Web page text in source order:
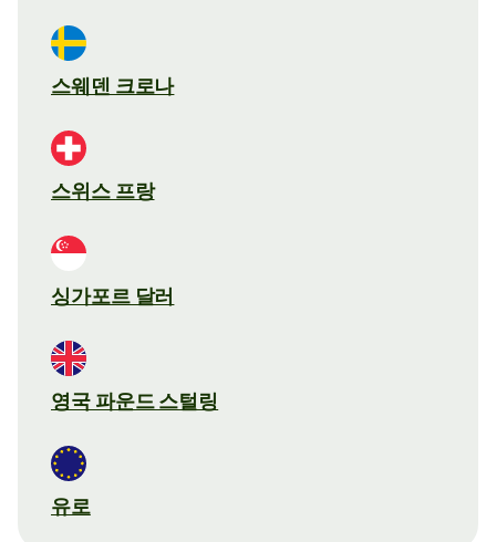
스웨덴 크로나
스위스 프랑
싱가포르 달러
영국 파운드 스털링
유로